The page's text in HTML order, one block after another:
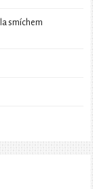
smíchem